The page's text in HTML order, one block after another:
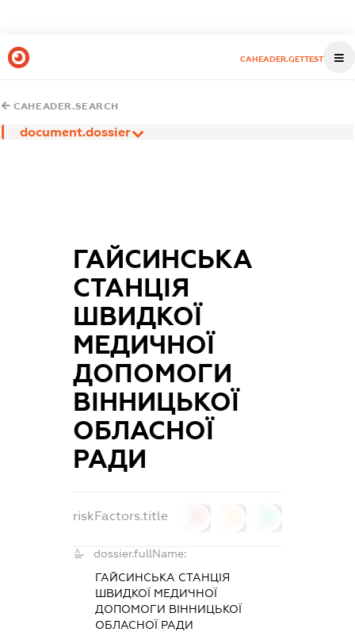
CAHEADER.GETTEST
CAHEADER.SEARCH
document.dossier
ГАЙСИНСЬКА
СТАНЦІЯ
ШВИДКОЇ
МЕДИЧНОЇ
ДОПОМОГИ
ВІННИЦЬКОЇ
ОБЛАСНОЇ
РАДИ
riskFactors.title
dossier.fullName:
ГАЙСИНСЬКА СТАНЦІЯ
ШВИДКОЇ МЕДИЧНОЇ
ДОПОМОГИ ВІННИЦЬКОЇ
ОБЛАСНОЇ РАДИ